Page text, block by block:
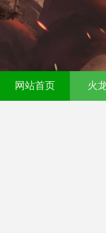
网站首页 火